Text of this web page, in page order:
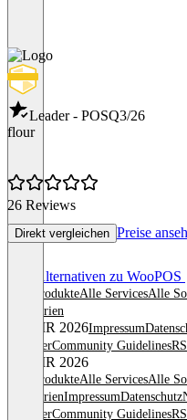
Leader - POSQ3/26
flour
26 Reviews
Direkt vergleichen Preise
Alle Alternativen zu WooPOS
Alle ProdukteAlle ServicesAlle
Kategorien
© OMR 2026Impressum
AnbieterCommunity Guidelines
© OMR 2026
Alle ProdukteAlle ServicesAlle
KategorienImpressumDatenschutz
AnbieterCommunity Guidelines